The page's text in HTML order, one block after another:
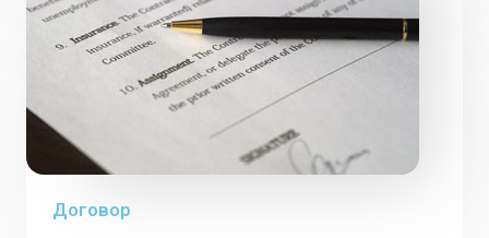
Договор